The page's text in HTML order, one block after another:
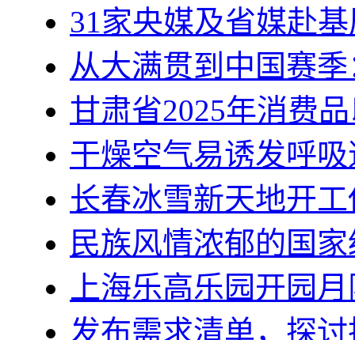
31家央媒及省媒赴
从大满贯到中国赛
甘肃省2025年消费
干燥空气易诱发呼
长春冰雪新天地开
民族风情浓郁的国
上海乐高乐园开园
发布需求清单，探